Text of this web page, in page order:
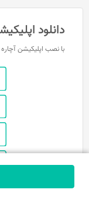
دانلود
با نصب اپلیکیشن آچاره بیش از 256 خدمت مورد